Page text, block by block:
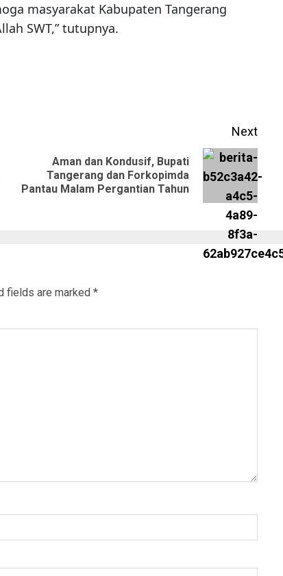
masyarakat Kabupaten Tangerang
SWT,” tutupnya.
Next
Aman dan Kondusif, Bupati
Tangerang dan Forkopimda
Pantau Malam Pergantian Tahun
fields are marked *